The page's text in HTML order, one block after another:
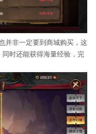
并非一定要到商城购买，这
时还能获得海量经验，完